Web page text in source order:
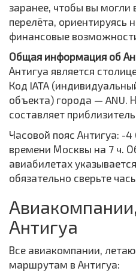
заранее, чтобы вы могли
перелёта, ориентируясь
финансовые
Общая информация об
Антигуа является
Код IATA
объекта) города — ANU.
составляет
Часовой пояс Антигуа: -4
времени Москвы на 7 ч.
авиабилетах
обязательно сверьте
Антигуа
Все авиакомпании,
маршрутам в Антигуа: